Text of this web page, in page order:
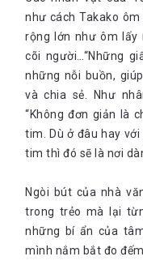
như cách Takako
rộng lớn như ôm lấy
cõi người…“Những
những nỗi buồn,
và chia sẻ. Như
“Không đơn giản là
tim. Dù ở đâu hay
tim thì đó sẽ là nơi
Ngòi bút của nhà
trong trẻo mà lại
những bí ẩn của
mình nắm bắt đo